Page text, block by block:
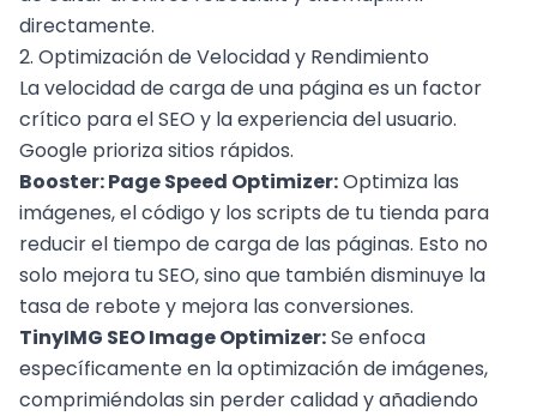
directamente.
2. Optimización de Velocidad y Rendimiento
La velocidad de carga de una página es un factor
crítico para el SEO y la experiencia del usuario.
Google prioriza sitios rápidos.
Booster: Page Speed Optimizer:Optimiza las
imágenes, el código y los scripts de tu tienda para
reducir el tiempo de carga de las páginas. Esto no
solo mejora tu SEO, sino que también disminuye la
tasa de rebote y mejora las conversiones.
TinyIMG SEO Image Optimizer:Se enfoca
específicamente en la optimización de imágenes,
comprimiéndolas sin perder calidad y añadiendo